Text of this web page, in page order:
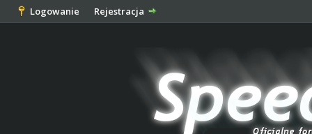
Logowanie Rejestracja